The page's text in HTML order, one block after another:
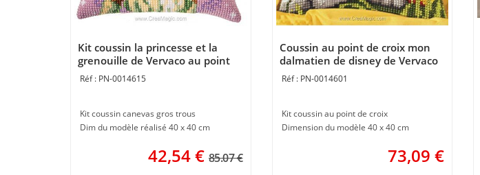
Kit coussin la princesse et la
grenouille de Vervaco au point
de croixPN-0014615
Kit coussin canevas gros trous
Dim du modèle réalisé 40 x 40 cm
42,54€ 85.07 €
Coussin au point de croix mon
dalmatien de disney de Vervaco
PN-0014601
Kit coussin au point de croix
Dimension du modèle 40 x 40 cm
73,09 €